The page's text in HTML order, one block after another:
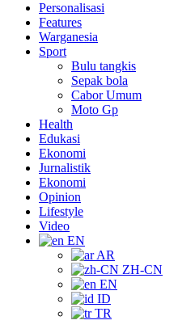
Personalisasi
Features
Warganesia
Sport
Bulu tangkis
Sepak bola
Cabor Umum
Moto Gp
Health
Edukasi
Ekonomi
Jurnalistik
Ekonomi
Opinion
Lifestyle
Video
EN
AR
ZH-CN
EN
ID
TR